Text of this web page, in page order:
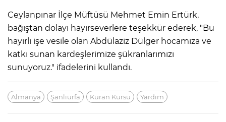
Ceylanpınar İlçe Müftüsü Mehmet Emin Ertürk,
bağıştan dolayı hayırseverlere teşekkür ederek, "Bu
hayırlı işe vesile olan Abdülaziz Dülger hocamıza ve
katkı sunan kardeşlerimize şükranlarımızı
sunuyoruz." ifadelerini kullandı.
Almanya Şanlıurfa Kuran Kursu Yardım